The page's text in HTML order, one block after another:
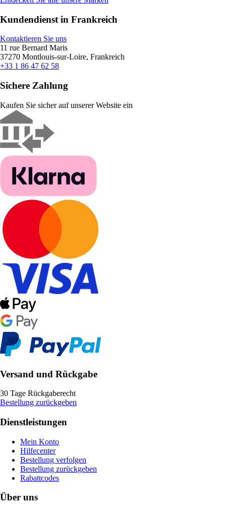
Kundendienst in Frankreich
Kontaktieren Sie uns
11 rue Bernard Maris
37270 Montlouis-sur-Loire, Frankreich
+33 1 86 47 62 58
Sichere Zahlung
Kaufen Sie sicher auf unserer Website ein
Versand und Rückgabe
30 Tage Rückgaberecht
Bestellung zurückgeben
Dienstleistungen
Mein Konto
Hilfecenter
Bestellung verfolgen
Bestellung zurückgeben
Rabattcodes
Über uns